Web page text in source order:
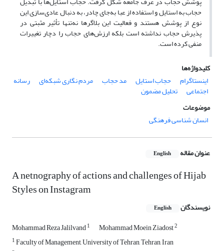
حجاب به استایل و استفاده از عبا به‌جای چادر، به دنبال عادی‌سازی این
نوع از پوشش هستند و فعالیت این بلاگرها نه‌تنها تأثیر مثبتی در
پذیرش حجاب نداشته است بلکه ارزش‌های حجاب را دچار تغییرات
منفی کرده است.
کلیدواژه‌ها
اینستاگرام
حجاب استایل مد حجاب مردم نگاری شبکه‌ای رسانه
اجتماعی
تحلیل مضمون
موضوعات
انسان شناسی فرهنگی
عنوان مقاله English
A netnography of actions and challenges of Hijab
Styles on Instagram
نویسندگان English
Mohammad Reza Jalilvand1 Mohammad Moein Ziadost2
1Faculty of Management, University of Tehran, Tehran, Iran